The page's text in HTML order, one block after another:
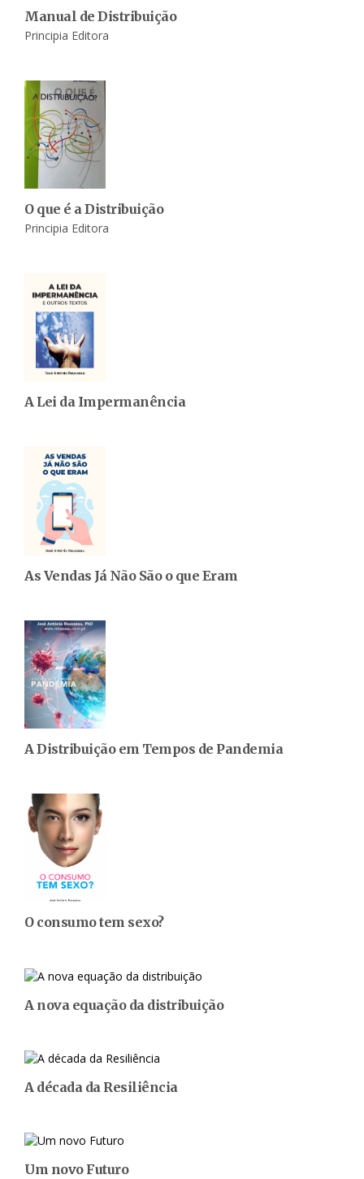
Manual de Distribuição
Principia Editora
O que é a Distribuição
Principia Editora
A Lei da Impermanência
As Vendas Já Não São o que Eram
A Distribuição em Tempos de Pandemia
O consumo tem sexo?
A nova equação da distribuição
A década da Resiliência
Um novo Futuro